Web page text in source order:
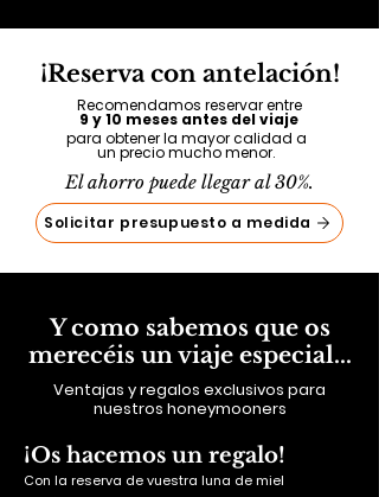
¡Reserva con antelación!
Recomendamos reservar entre
9 y 10 meses antes del viaje
para obtener la mayor calidad a
un precio mucho menor.
El ahorro puede llegar al 30%.
Solicitar presupuesto a medida
Y como sabemos que os
merecéis un viaje especial...
Ventajas y regalos exclusivos para
nuestros honeymooners
¡Os hacemos un regalo!
Con la reserva de vuestra luna de miel